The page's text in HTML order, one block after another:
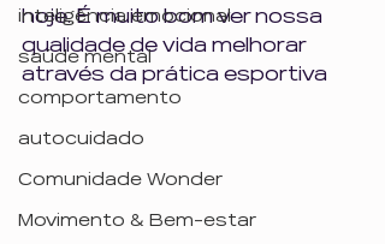
inteligência emocional
saúde mental
comportamento
autocuidado
Comunidade Wonder
Movimento & Bem-estar
hoje. É muito bom ver nossa
qualidade de vida melhorar
através da prática esportiva